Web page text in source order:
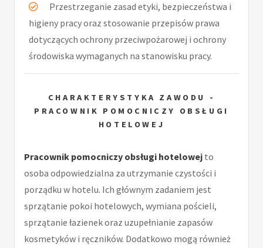
Przestrzeganie zasad etyki, bezpieczeństwa i
higieny pracy oraz stosowanie przepisów prawa
dotyczących ochrony przeciwpożarowej i ochrony
środowiska wymaganych na stanowisku pracy.
CHARAKTERYSTYKA ZAWODU -
PRACOWNIK POMOCNICZY OBSŁUGI
HOTELOWEJ
Pracownik pomocniczy obsługi hotelowej to
osoba odpowiedzialna za utrzymanie czystości i
porządku w hotelu. Ich głównym zadaniem jest
sprzątanie pokoi hotelowych, wymiana pościeli,
sprzątanie łazienek oraz uzupełnianie zapasów
kosmetyków i ręczników. Dodatkowo mogą również